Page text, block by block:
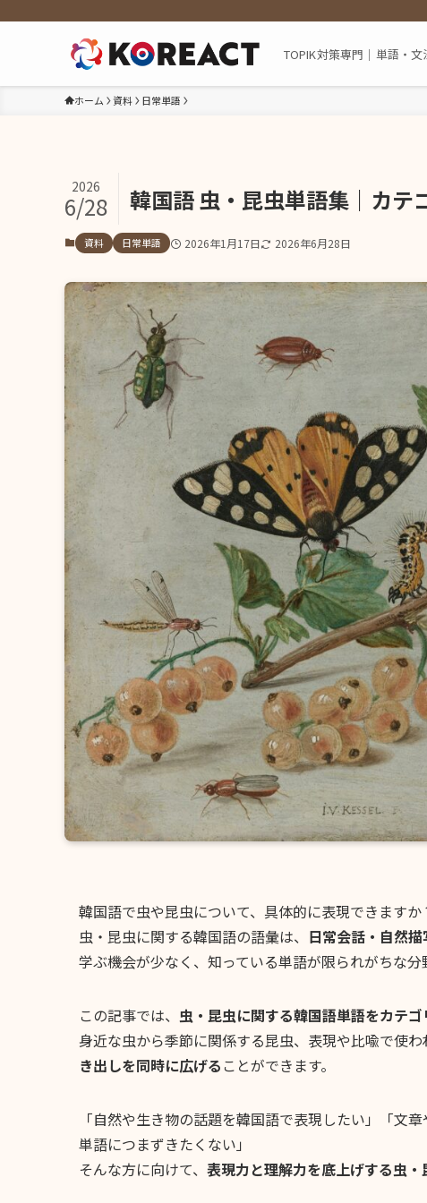
TOPIK対策専門｜単語・
ホーム 資料 日常単語
韓国語 虫・昆虫単語集｜カテ
2026
6/28
資料 日常単語 2026年1月17日 2026年6月28日
韓国語で虫や昆虫について、具体的に表現できますか
虫・昆虫に関する韓国語の語彙は、 日常会話・自然
学ぶ機会が少なく、知っている単語が限られがちな分
この記事では、 虫・昆虫に関する韓国語単語をカテ
身近な虫から季節に関係する昆虫、表現や比喩で使わ
き出しを同時に広げる ことができます。
「自然や生き物の話題を韓国語で表現したい」「文
単語につまずきたくない」
そんな方に向けて、 表現力と理解力を底上げする虫・